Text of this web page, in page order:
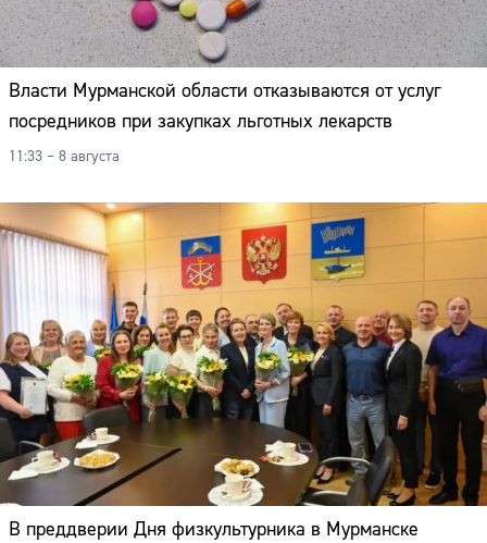
Власти Мурманской области отказываются от услуг
посредников при закупках льготных лекарств
11:33 – 8 августа
В преддверии Дня физкультурника в Мурманске